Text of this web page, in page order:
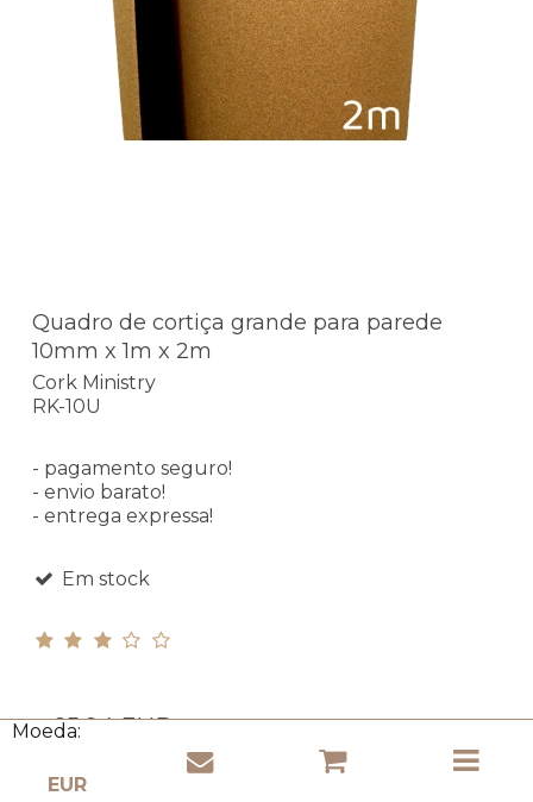
Moeda:
Quadro de cortiça grande para parede
10mm x 1m x 2m
Cork Ministry
RK-10U
- pagamento seguro!
- envio barato!
- entrega expressa!
Em stock
85,94 EUR